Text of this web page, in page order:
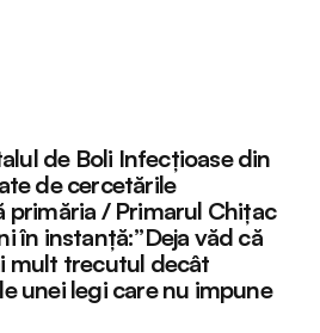
de Boli Infecțioase din
de cercetările
primăria / Primarul Chițac
în instanță:”Deja văd că
mult trecutul decât
unei legi care nu impune